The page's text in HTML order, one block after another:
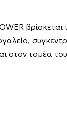
στον τομέα